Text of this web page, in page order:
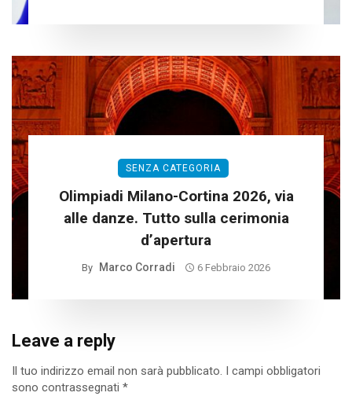
SENZA CATEGORIA
Olimpiadi Milano-Cortina 2026, via
alle danze. Tutto sulla cerimonia
d’apertura
By Marco Corradi 6 Febbraio 2026
Leave a reply
Il tuo indirizzo email non sarà pubblicato.
I campi obbligatori
sono contrassegnati *